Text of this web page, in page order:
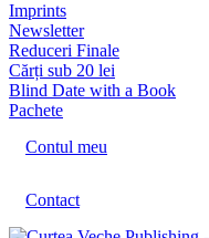
Imprints
Newsletter
Reduceri Finale
Cărți sub 20 lei
Blind Date with a Book
Pachete
Contul meu
Contact